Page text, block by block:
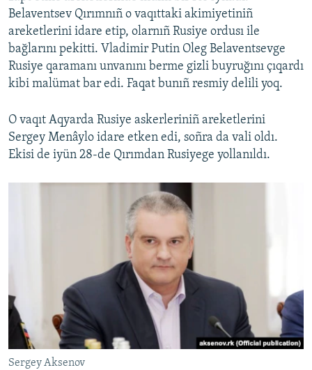
Belaventsev Qırımnıñ o vaqıttaki akimiyetiniñ
areketlerini idare etip, olarnıñ Rusiye ordusı ile
bağlarını pekitti. Vladimir Putin Oleg Belaventsevge
Rusiye qaramanı unvanını berme gizli buyruğını çıqardı
kibi malümat bar edi. Faqat bunıñ resmiy delili yoq.
O vaqıt Aqyarda Rusiye askerleriniñ areketlerini
Sergey Menâylo idare etken edi, soñra da vali oldı.
Ekisi de iyün 28-de Qırımdan Rusiyege yollanıldı.
Sergey Aksenov